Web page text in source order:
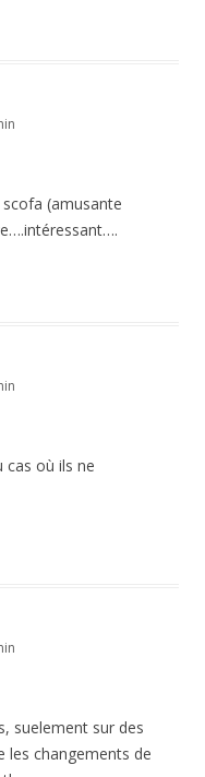
scofa (amusante
cas où ils ne
suelement sur des
les changements de